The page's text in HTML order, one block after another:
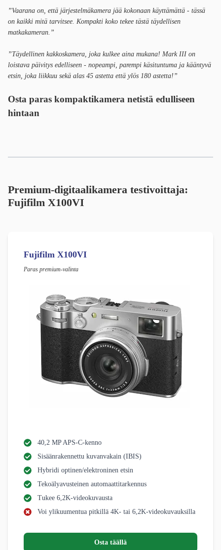
”Vaarana on, että järjestelmäkamera jää kokonaan käyttämättä - tässä
on kaikki mitä tarvitsee. Kompakti koko tekee tästä täydellisen
matkakameran.”
”Täydellinen kakkoskamera, joka kulkee aina mukana! Mark III on
loistava päivitys edelliseen - nopeampi, parempi käsituntuma ja kääntyvä
etsin, joka liikkuu sekä alas 45 astetta että ylös 180 astetta!”
Osta paras kompaktikamera netistä edulliseen
hintaan
Premium-digitaalikamera testivoittaja:
Fujifilm X100VI
Fujifilm X100VI
Paras premium-valinta
40,2 MP APS-C-kenno
Sisäänrakennettu kuvanvakain (IBIS)
Hybridi optinen/elektroninen etsin
Tekoälyavusteinen automaattitarkennus
Tukee 6,2K-videokuvausta
Voi ylikuumentua pitkillä 4K- tai 6,2K-videokuvauksilla
Osta täällä